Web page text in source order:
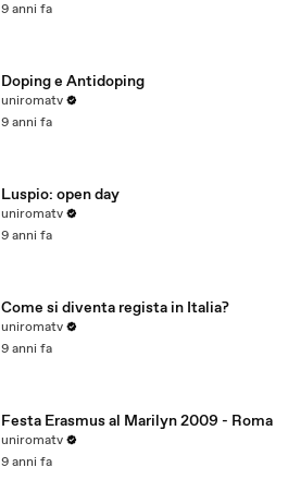
9 anni fa
Doping e Antidoping
uniromatv
9 anni fa
Luspio: open day
uniromatv
9 anni fa
Come si diventa regista in Italia?
uniromatv
9 anni fa
Festa Erasmus al Marilyn 2009 - Roma
uniromatv
9 anni fa